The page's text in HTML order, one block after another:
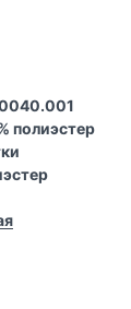
полиэстер